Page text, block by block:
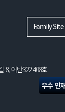
우수 인
Family Site
8, 어반322 408호